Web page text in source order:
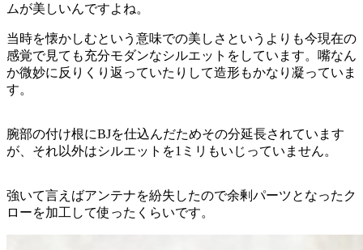
ムが美しいんですよね。
当時を懐かしむという意味での美しさというよりも今現在の
感覚で見ても充分モダンなシルエットをしています。嘴なん
か微妙に反りくり返っていたりして造形もかなり凝っていま
す。
腕部の付け根にBJを仕込んだためその分延長されています
が、それ以外はシルエットを1ミリもいじっていません。
強いて言えばアンテナを紛失したので余剰パーツとなったク
ローを加工して使ったくらいです。